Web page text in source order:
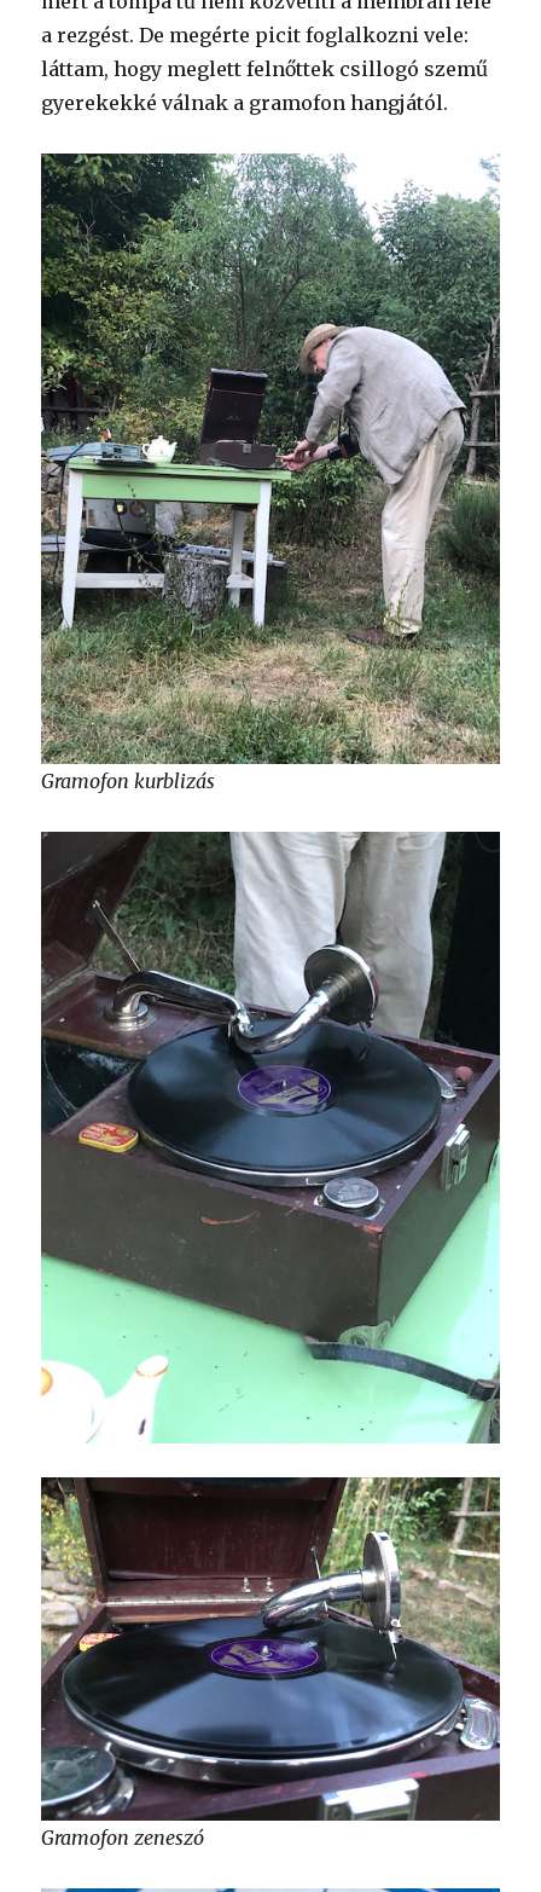
a rezgést. De megérte picit foglalkozni vele:
láttam, hogy meglett felnőttek csillogó szemű
gyerekekké válnak a gramofon hangjától.
Gramofon kurblizás
Gramofon zeneszó